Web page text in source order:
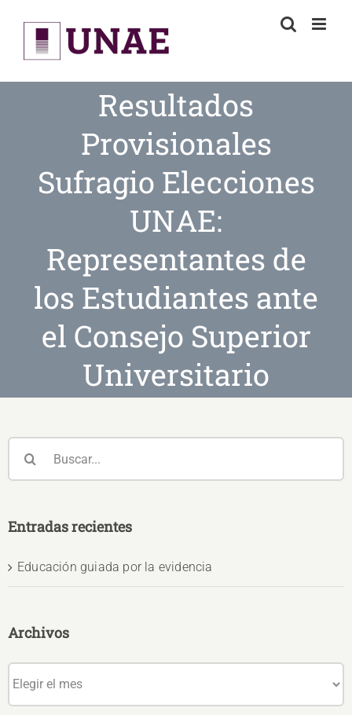
content
Resultados
Provisionales
Sufragio Elecciones
UNAE:
Representantes de
los Estudiantes ante
el Consejo Superior
Universitario
Entradas recientes
Educación guiada por la evidencia
Archivos